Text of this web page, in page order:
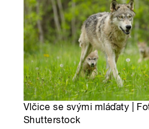
Vlčice se svými mláďaty |
Shutterstock